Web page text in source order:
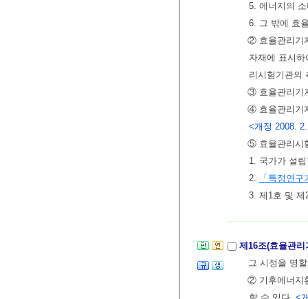
5. 에너지의
6. 그 밖에 효
② 효율관리기
자재에 표시
리시험기관의
③ 효율관리기
④ 효율관리기
<개정 2008.
⑤ 효율관리시
1. 국가가 설
2.
「특정연
3. 제1호 및
제16조(효율관
그 시정을 명
② 기후에너지